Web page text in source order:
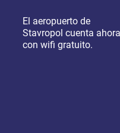
El aeropuerto de
Stavropol cuenta ahora
con wifi gratuito.